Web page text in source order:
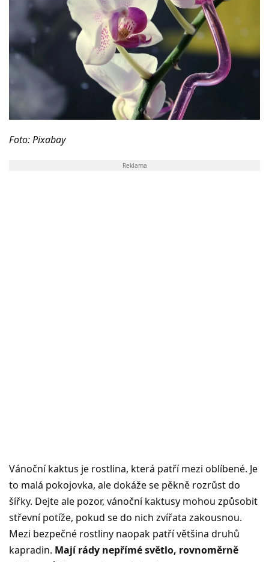
Foto: Pixabay
Reklama
Vánoční kaktus je rostlina, která patří mezi oblíbené. Je
to malá pokojovka, ale dokáže se pěkně rozrůst do
šířky. Dejte ale pozor, vánoční kaktusy mohou způsobit
střevní potíže, pokud se do nich zvířata zakousnou.
Mezi bezpečné rostliny naopak patří většina druhů
kapradin. Mají rády nepřímé světlo, rovnoměrně